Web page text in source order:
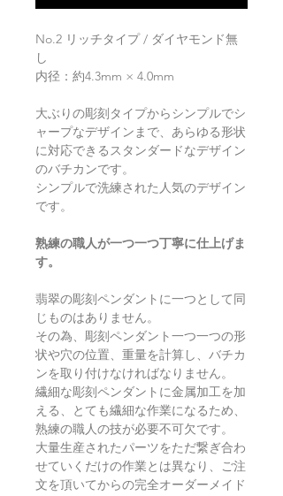
No.2 リッチタイプ / ダイヤモンド無
し
内径：約4.3mm × 4.0mm
大ぶりの彫刻タイプからシンプルでシ
ャープなデザインまで、あらゆる形状
に対応できるスタンダードなデザイン
のバチカンです。
シンプルで洗練された人気のデザイン
です。
熟練の職人が一つ一つ丁寧に仕上げま
す。
翡翠の彫刻ペンダントに一つとして同
じものはありません。
その為、彫刻ペンダント一つ一つの形
状や穴の位置、重量を計算し、バチカ
ンを取り付けなければなりません。
繊細な彫刻ペンダントに金属加工を加
える、とても繊細な作業になるため、
熟練の職人の技が必要不可欠です。
大量生産されたパーツをただ繋ぎ合わ
せていくだけの作業とは異なり、ご注
文を頂いてからの完全オーダーメイド